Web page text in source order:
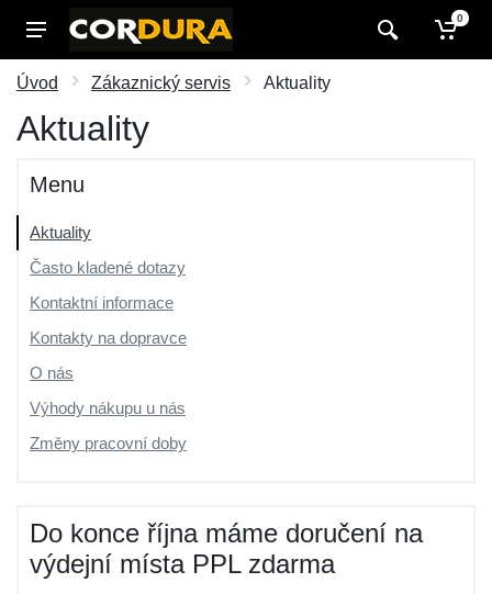
0
Úvod Zákaznický servis Aktuality
Aktuality
Menu
Aktuality
Často kladené dotazy
Kontaktní informace
Kontakty na dopravce
O nás
Výhody nákupu u nás
Změny pracovní doby
Do konce října máme doručení na
výdejní místa PPL zdarma